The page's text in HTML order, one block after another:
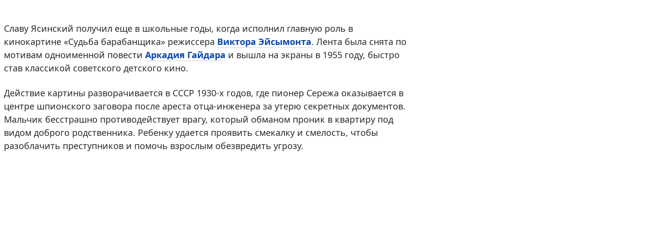
Славу Ясинский получил еще в школьные годы, когда исполнил главную роль в
кинокартине «Судьба барабанщика» режиссера Виктора Эйсымонта. Лента была снята по
мотивам одноименной повести Аркадия Гайдара и вышла на экраны в 1955 году, быстро
став классикой советского детского кино.
Действие картины разворачивается в СССР 1930-х годов, где пионер Сережа оказывается в
центре шпионского заговора после ареста отца-инженера за утерю секретных документов.
Мальчик бесстрашно противодействует врагу, который обманом проник в квартиру под
видом доброго родственника. Ребенку удается проявить смекалку и смелость, чтобы
разоблачить преступников и помочь взрослым обезвредить угрозу.